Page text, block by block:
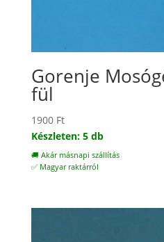
Gorenje
fül
1900 Ft
Készleten: 5 db
🚚 Akár másnapi szállítás
✅ Magyar raktárról